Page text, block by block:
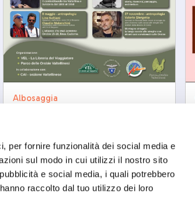
per fornire funzionalità dei social media e
sul modo in cui utilizzi il nostro sito
e social media, i quali potrebbero
raccolto dal tuo utilizzo dei loro
Albosaggia